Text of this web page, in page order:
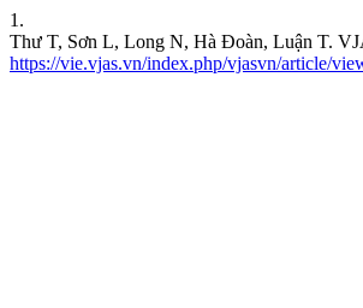
1.
Thư T, Sơn L, Long N, Hà Đoàn, Luận T.
https://vie.vjas.vn/index.php/vjasvn/article/